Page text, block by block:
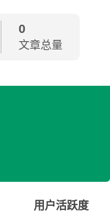
0
文章总量
用户活跃度